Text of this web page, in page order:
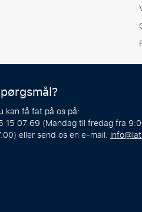
kan få fat på os på:
15 07 69 (Mandag til fredag fra
eller send os en e-mail: